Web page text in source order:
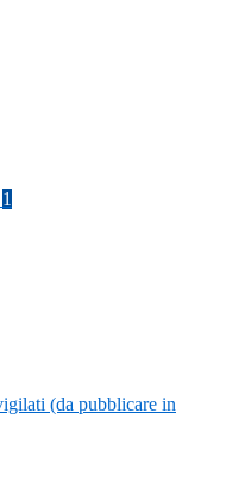
1
(da pubblicare in